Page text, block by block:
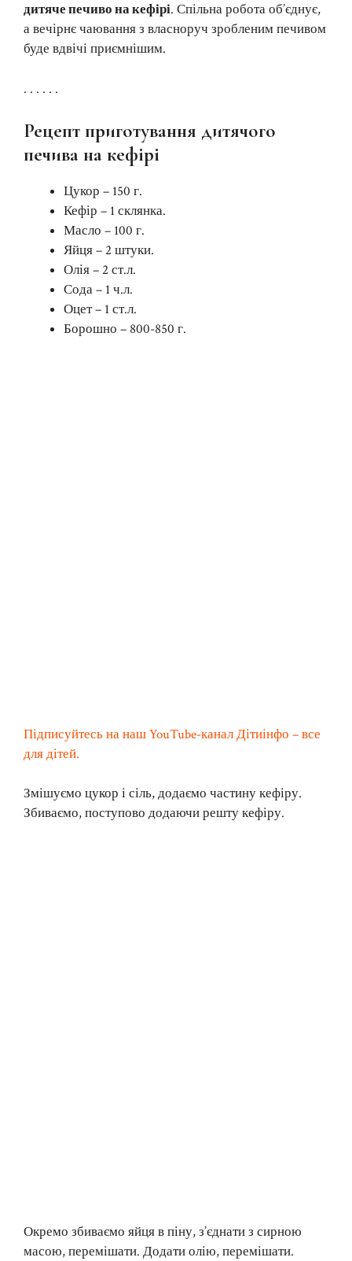
дитяче печиво на кефірі. Спільна робота об’єднує,
а вечірнє чаювання з власноруч зробленим печивом
буде вдвічі приємнішим.
. . . . . .
Рецепт приготування дитячого
печива на кефірі
Цукор – 150 г.
Кефір – 1 склянка.
Масло – 100 г.
Яйця – 2 штуки.
Олія – 2 ст.л.
Сода – 1 ч.л.
Оцет – 1 ст.л.
Борошно – 800-850 г.
Підписуйтесь на наш YouTube-канал Дітиінфо – все
для дітей.
Змішуємо цукор і сіль, додаємо частину кефіру.
Збиваємо, поступово додаючи решту кефіру.
Окремо збиваємо яйця в піну, з’єднати з сирною
масою, перемішати. Додати олію, перемішати.